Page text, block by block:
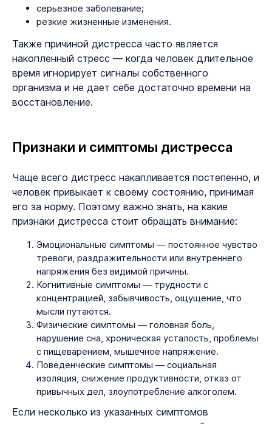
серьезное заболевание;
резкие жизненные изменения.
Также причиной дистресса часто является
накопленный стресс — когда человек длительное
время игнорирует сигналы собственного
организма и не дает себе достаточно времени на
восстановление.
Признаки и симптомы дистресса
Чаще всего дистресс накапливается постепенно, и
человек привыкает к своему состоянию, принимая
его за норму. Поэтому важно знать, на какие
признаки дистресса стоит обращать внимание:
Эмоциональные симптомы — постоянное чувство
тревоги, раздражительности или внутреннего
напряжения без видимой причины.
Когнитивные симптомы — трудности с
концентрацией, забывчивость, ощущение, что
мысли путаются.
Физические симптомы — головная боль,
нарушение сна, хроническая усталость, проблемы
с пищеварением, мышечное напряжение.
Поведенческие симптомы — социальная
изоляция, снижение продуктивности, отказ от
привычных дел, злоупотребление алкоголем.
Если несколько из указанных симптомов